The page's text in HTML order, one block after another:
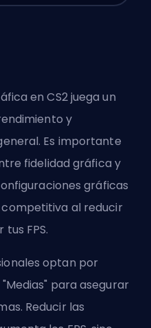
en CS2 juega un
y
Es importante
fidelidad gráfica y
gráficas
al reducir
FPS.
optan por
para asegurar
Reducir las